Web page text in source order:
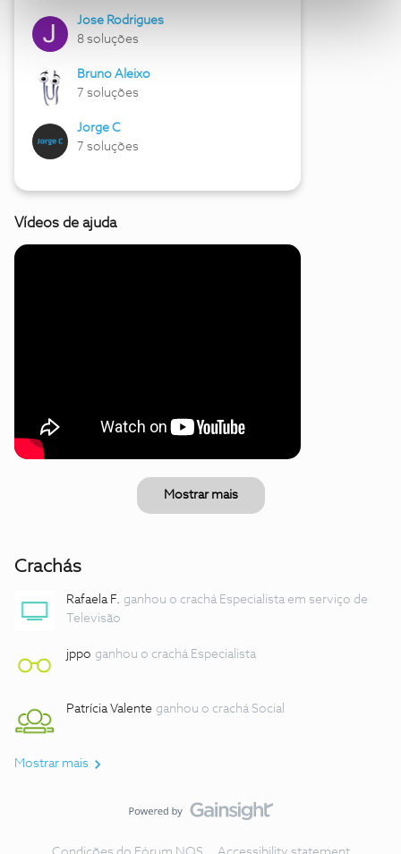
Jose Rodrigues
8 soluções
Bruno Aleixo
7 soluções
Jorge C
7 soluções
Vídeos de ajuda
Mostrar mais
Crachás
Rafaela F. ganhou o crachá Especialista em serviço de
Televisão
jppo ganhou o crachá Especialista
Patrícia Valente ganhou o crachá Social
Mostrar mais